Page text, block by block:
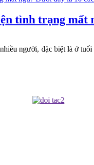
tình trạng mất
người, đặc biệt là ở